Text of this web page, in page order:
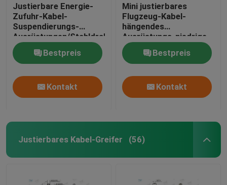
Justierbare Energie-
Zufuhr-Kabel-
Suspendierungs-
Ausrüstungen/Stahldraht-
hängende Systeme
Bestpreis
Kontakt
Mini justierbares
Flugzeug-Kabel-
hängendes
Ausrüstungs-niedrige
Kosten-Höchstlast
20KG
Bestpreis
Kontakt
Justierbares Kabel-Greifer (56)